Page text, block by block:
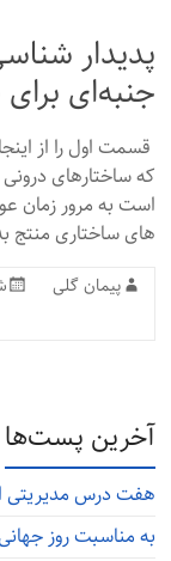
پدیدار
جنبه‌ای
قسمت اول را از
که ساختارهای
است به مرور زمان
های ساختاری منتج
پیمان گلی
آخرین پست‌ها
هفت درس مدیریتی از قهرمانی
به مناسبت روز